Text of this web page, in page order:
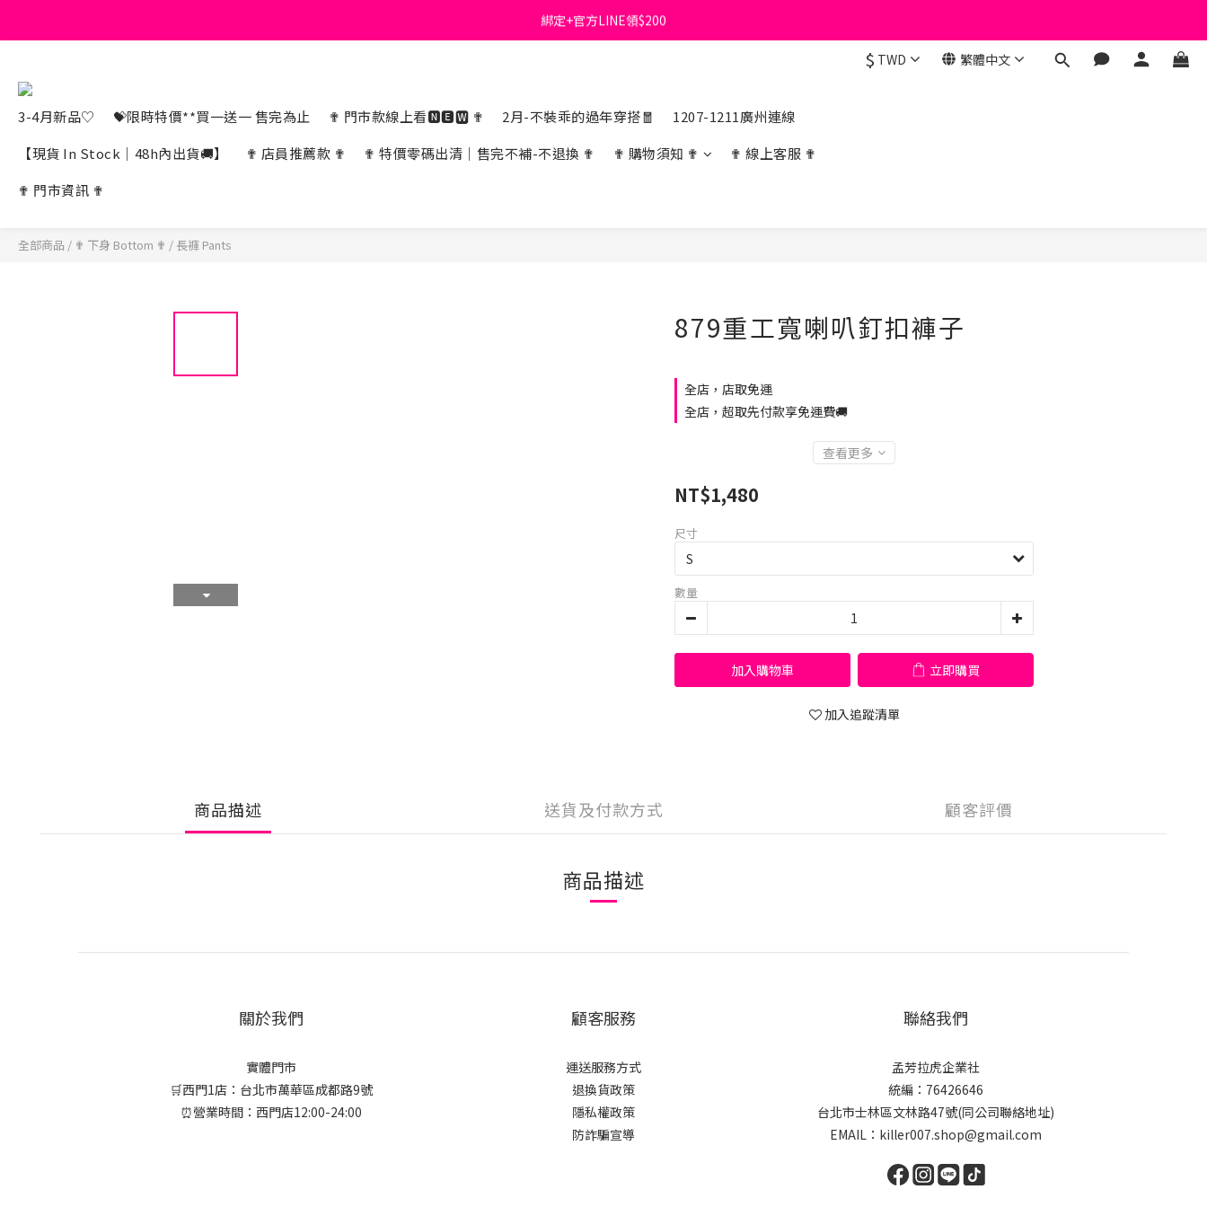
首購免運費🚚
綁定+官方LINE領$200
$ TWD 繁體中文
3-4月新品♡ 💝限時特價**買一送一 售完為止 ✟ 門市款線上看🅽🅴🆆 ✟ 2月-不裝乖的過年穿搭🧧
1207-1211廣州連線
【現貨 In Stock｜48h內出貨🚚】
✟ 店員推薦款 ✟ ✟ 特價零碼出清｜售完不補-不退換 ✟ ✟ 購物須知 ✟
✟ 線上客服 ✟
✟ 門市資訊 ✟
全部商品 / ✟ 下身 Bottom ✟ / 長褲 Pants
879重工寬喇叭釘扣褲子
全店，店取免運
全店，超取先付款享免運費🚚
查看更多
NT$1,480
尺寸
數量
加入購物車 立即購買
加入追蹤清單
商品描述 送貨及付款方式 顧客評價
商品描述
關於我們
實體門市
🛒西門1店：台北市萬華區成都路9號
⏰營業時間：西門店12:00-24:00
顧客服務
運送服務方式
退換貨政策
隱私權政策
防詐騙宣導
聯絡我們
孟芳拉虎企業社
統編：76426646
台北市士林區文林路47號(同公司聯絡地址)
EMAIL：killer007.shop@gmail.com